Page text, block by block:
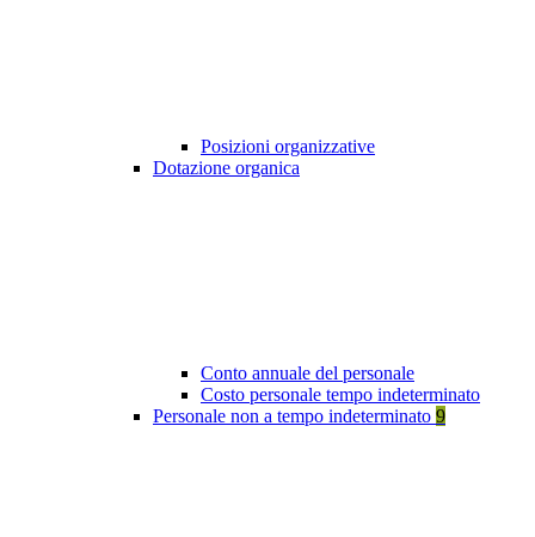
Posizioni organizzative
Dotazione organica
Conto annuale del personale
Costo personale tempo indeterminato
Personale non a tempo indeterminato 9